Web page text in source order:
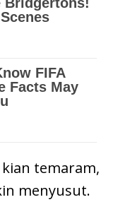
temaram,
menyusut.